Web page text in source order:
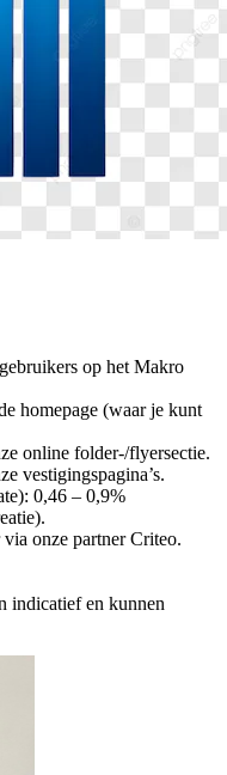
op het Makro
homepage (waar je kunt
online folder-/flyersectie.
vestigingspagina’s.
0,46 – 0,9%
onze partner Criteo.
indicatief en kunnen